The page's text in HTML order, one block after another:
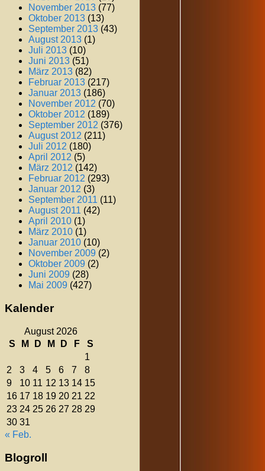
November 2013 (77)
Oktober 2013 (13)
September 2013 (43)
August 2013 (1)
Juli 2013 (10)
Juni 2013 (51)
März 2013 (82)
Februar 2013 (217)
Januar 2013 (186)
November 2012 (70)
Oktober 2012 (189)
September 2012 (376)
August 2012 (211)
Juli 2012 (180)
April 2012 (5)
März 2012 (142)
Februar 2012 (293)
Januar 2012 (3)
September 2011 (11)
August 2011 (42)
April 2010 (1)
März 2010 (1)
Januar 2010 (10)
November 2009 (2)
Oktober 2009 (2)
Juni 2009 (28)
Mai 2009 (427)
Kalender
August 2026
S
M D M D F
S
1
2
3 4 5 6 7
8
9
10 11 12 13 14 15
16 17 18 19 20 21 22
23 24 25 26 27 28 29
30 31
« Feb.
Blogroll